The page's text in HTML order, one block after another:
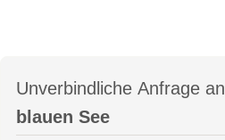
Unverbindliche Anfrage an
blauen See